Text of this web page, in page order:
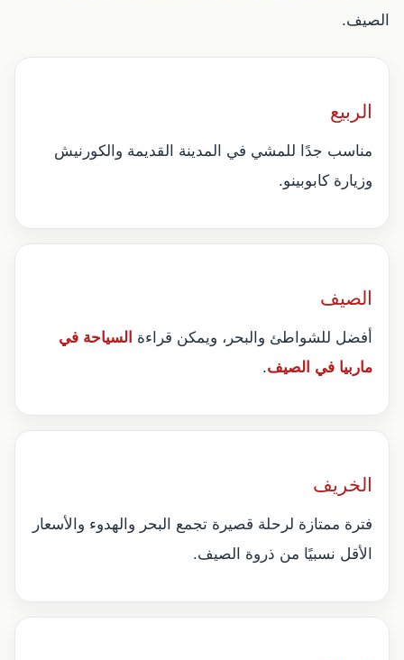
الصيف.
الربيع
مناسب جدًا للمشي في المدينة القديمة والكورنيش
وزيارة كابوبينو.
الصيف
أفضل للشواطئ والبحر، ويمكن قراءة السياحة في
ماربيا في الصيف.
الخريف
فترة ممتازة لرحلة قصيرة تجمع البحر والهدوء والأسعار
الأقل نسبيًا من ذروة الصيف.